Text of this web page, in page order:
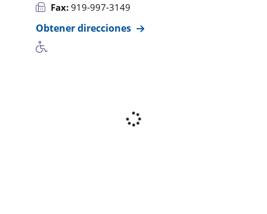
Fax: 919-997-3149
Obtener direcciones